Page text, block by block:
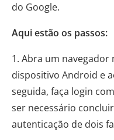
do Google.
Aqui estão os passos:
1. Abra um
dispositivo Android e
seguida, faça login
ser necessário
autenticação de dois